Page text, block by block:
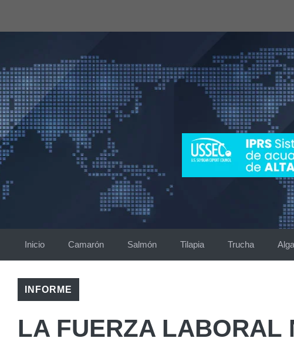
Inicio Camarón Salmón Tilapia Trucha
INFORME
LA FUERZA LABORAL